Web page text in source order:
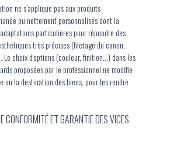
s’applique pas aux produits
ou nettement personnalisés dont la
particulières pour répondre des
très précises (filetage du canon,
choix d'options (couleur, finition...) dans les
proposées par le professionnel ne modifie
ou la destination des biens, pour les rendre
CONFORMITÉ ET GARANTIE DES VICES